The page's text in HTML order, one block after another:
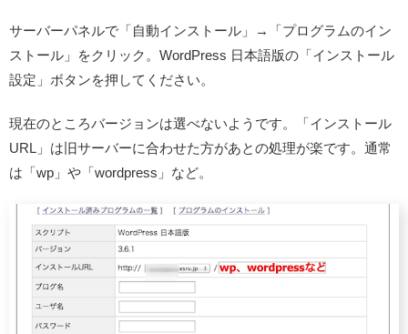
サーバーパネルで「自動インストール」→「プログラムのイン
ストール」をクリック。WordPress 日本語版の「インストール
設定」ボタンを押してください。
現在のところバージョンは選べないようです。
「インストール
URL」は旧サーバーに合わせた方があとの処理が楽です。通常
は「wp」や「wordpress」など。